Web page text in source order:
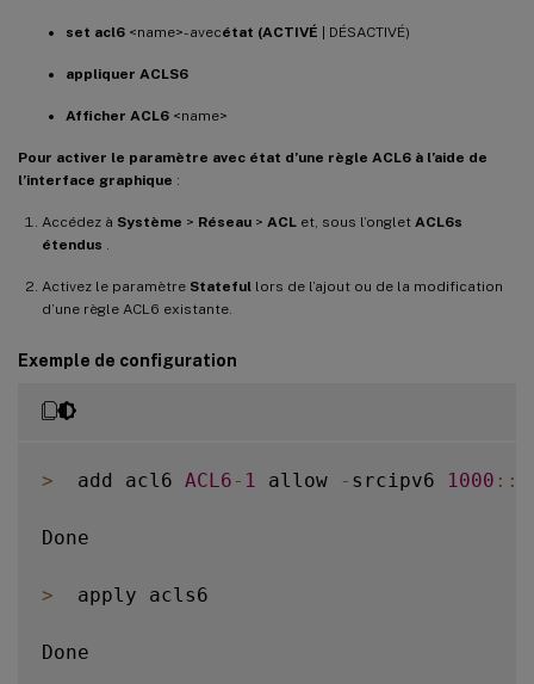
    Forward Session
set acl6 <name>- avecétat (ACTIVÉ | DÉSACTIVÉ)
appliquer ACLS6
Afficher ACL6 <name>
Pour activer le paramètre avec état d’une règle ACL6 à l’aide de
l’interface graphique :
Accédez à Système > Réseau > ACL et, sous l’onglet ACL6s
étendus
Activez le paramètre Stateful lors de l’ajout ou de la modification
d’une règle ACL6 existante.
Exemple de configuration
>
  add acl6
ACL6 - 1 allow - srcipv6 1000 : :
Done
>
  apply acls6
Done